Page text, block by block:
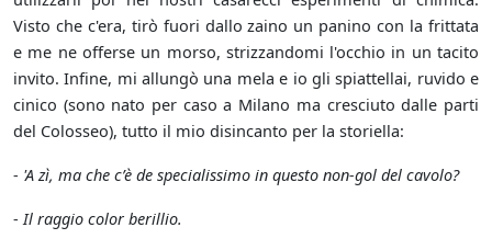
Visto che c'era, tirò fuori dallo zaino un panino con la frittata
e me ne offerse un morso, strizzandomi l'occhio in un tacito
invito. Infine, mi allungò una mela e io gli spiattellai, ruvido e
cinico (sono nato per caso a Milano ma cresciuto dalle parti
del Colosseo), tutto il mio disincanto per la storiella:
- 'A zì, ma che c’è de specialissimo in questo non-gol del cavolo?
-Il raggio color berillio.